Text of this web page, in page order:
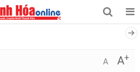
A A+